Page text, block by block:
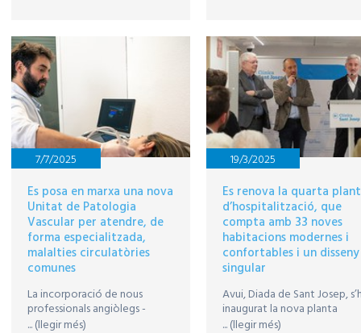
7/7/2025
Es posa en marxa una nova
Unitat de Patologia
Vascular per atendre, de
forma especialitzada,
malalties circulatòries
comunes
La incorporació de nous
professionals angiòlegs -
cirurgians vasculars i metges
... (llegir més)
19/3/2025
Es renova la quarta
d’hospitalització, que
compta amb 33 noves
habitacions modernes i
confortables i un disseny
singular
Avui, Diada de Sant Josep,
inaugurat la nova planta
d’hospitalització, que s’ha
... (llegir més)